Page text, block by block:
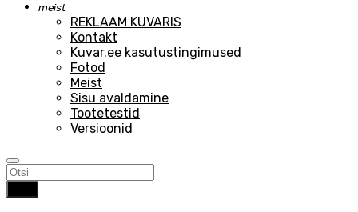
meist
REKLAAM KUVARIS
Kontakt
Kuvar.ee kasutustingimused
Fotod
Meist
Sisu avaldamine
Tootetestid
Versioonid